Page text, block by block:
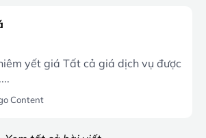
yết giá Tất cả giá dịch vụ được
Content